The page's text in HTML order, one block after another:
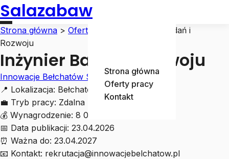
Salazabaw
Strona główna
Oferty pracy
Kontakt
Strona główna > Oferty pracy
Inżynier Badań i
Rozwoju
Inżynier Badań i Rozwoju
Innowacje Bełchatów Sp. z o.o.
📍 Lokalizacja: Bełchatów
💼 Tryb pracy: Zdalna
💰 Wynagrodzenie: 8 000 - 12 000 zł
📅 Data publikacji: 23.04.2026
⏰ Ważna do: 23.04.2027
📧 Kontakt: rekrutacja@innowacjebelchatow.pl